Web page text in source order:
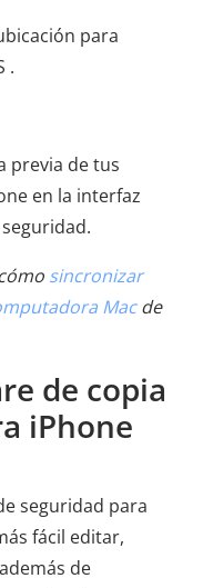
para
.
previa de tus
en la interfaz
sincronizar
Macde
de copia
iPhone
seguridad para
fácil editar,
de